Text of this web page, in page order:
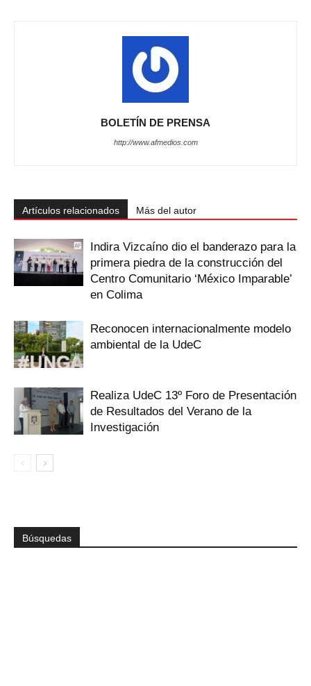
BOLETÍN DE PRENSA
http://www.afmedios.com
Artículos relacionados Más del autor
Indira Vizcaíno dio el banderazo para la
primera piedra de la construcción del
Centro Comunitario ‘México Imparable’
en Colima
Reconocen internacionalmente modelo
ambiental de la UdeC
Realiza UdeC 13º Foro de Presentación
de Resultados del Verano de la
Investigación
Búsquedas